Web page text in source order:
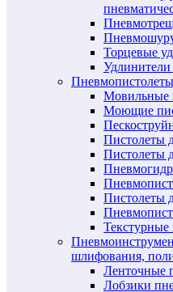
Торцевые
Пневмопистолеты
Мовильные
Моющие
Пистолеты
Пистолеты
Пистолеты
Текстурные
шлифования,
Ленточные
Лобзики